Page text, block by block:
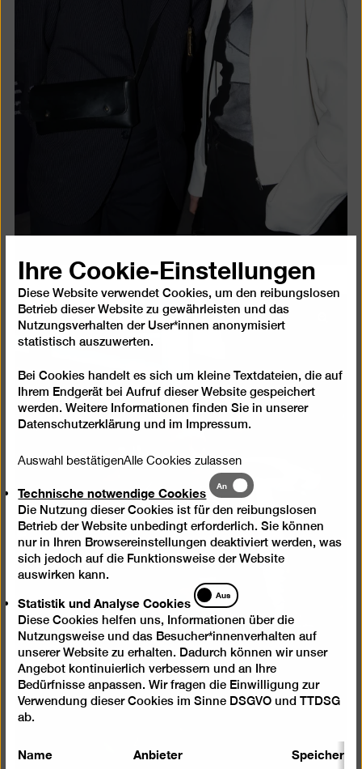
Ihre Cookie-Einstellungen
Diese Website verwendet Cookies, um den reibungslosen
Betrieb dieser Website zu gewährleisten und das
Nutzungsverhalten der User*innen anonymisiert
statistisch auszuwerten.
Bei Cookies handelt es sich um kleine Textdateien, die auf
Ihrem Endgerät bei Aufruf dieser Website gespeichert
werden. Weitere Informationen finden Sie in unserer
Datenschutzerklärung und im Impressum.
Auswahl bestätigenAlle Cookies zulassen
Technische notwendige Cookies
Technische
notwendige
Cookies
An
Die Nutzung dieser Cookies ist für den reibungslosen
Betrieb der Website unbedingt erforderlich. Sie können
nur in Ihren Browsereinstellungen deaktiviert werden, was
sich jedoch auf die Funktionsweise der Website
auswirken kann.
Statistik und Analyse Cookies
Statistik
und
Analyse
Cookies
Aus
Diese Cookies helfen uns, Informationen über die
Nutzungsweise und das Besucher*innenverhalten auf
unserer Website zu erhalten. Dadurch können wir unser
Angebot kontinuierlich verbessern und an Ihre
Bedürfnisse anpassen. Wir fragen die Einwilligung zur
Verwendung dieser Cookies im Sinne DSGVO und TTDSG
ab.
Name Anbieter